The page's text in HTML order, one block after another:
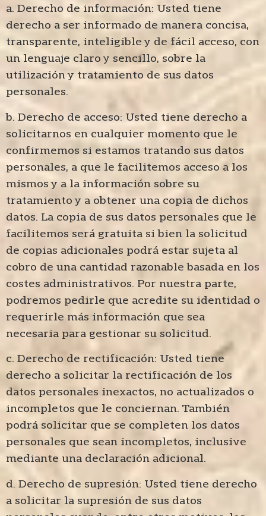
a. Derecho de información: Usted tiene
derecho a ser informado de manera concisa,
transparente, inteligible y de fácil acceso, con
un lenguaje claro y sencillo, sobre la
utilización y tratamiento de sus datos
personales.
b. Derecho de acceso: Usted tiene derecho a
solicitarnos en cualquier momento que le
confirmemos si estamos tratando sus datos
personales, a que le facilitemos acceso a los
mismos y a la información sobre su
tratamiento y a obtener una copia de dichos
datos. La copia de sus datos personales que le
facilitemos será gratuita si bien la solicitud
de copias adicionales podrá estar sujeta al
cobro de una cantidad razonable basada en los
costes administrativos. Por nuestra parte,
podremos pedirle que acredite su identidad o
requerirle más información que sea
necesaria para gestionar su solicitud.
c. Derecho de rectificación: Usted tiene
derecho a solicitar la rectificación de los
datos personales inexactos, no actualizados o
incompletos que le conciernan. También
podrá solicitar que se completen los datos
personales que sean incompletos, inclusive
mediante una declaración adicional.
d. Derecho de supresión: Usted tiene derecho
a solicitar la supresión de sus datos